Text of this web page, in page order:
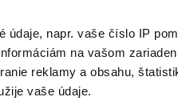
údaje, napr. vaše číslo IP
na vašom
reklamy a obsahu,
vaše údaje.
Výrobky
Drevené podlahy